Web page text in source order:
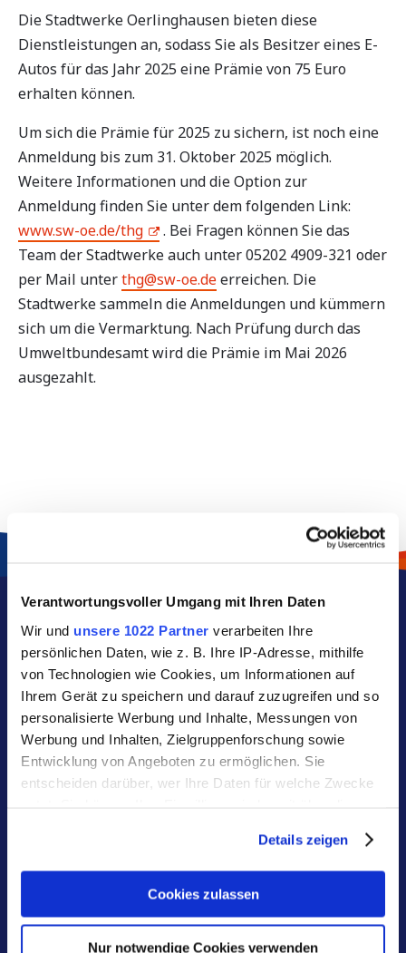
Verantwortungsvoller Umgang mit Ihren Daten
Wir und unsere 1022 Partner verarbeiten Ihre
persönlichen Daten, wie z. B. Ihre IP-Adresse, mithilfe
von Technologien wie Cookies, um Informationen auf
Ihrem Gerät zu speichern und darauf zuzugreifen und so
personalisierte Werbung und Inhalte, Messungen von
Werbung und Inhalten, Zielgruppenforschung sowie
Entwicklung von Angeboten zu ermöglichen. Sie
entscheiden darüber, wer Ihre Daten für welche Zwecke
Trigger Symbol ändern oder widerrufen
Wenn Sie es erlauben, würden wir auch gerne:
Informationen über Ihre geografische Lage erfassen,
Details zeigen
Cookies zulassen
Nur notwendige Cookies verwenden
Die Stadtwerke Oerlinghausen bieten diese
Dienstleistungen an, sodass Sie als Besitzer eines E-
Autos für das Jahr 2025 eine Prämie von 75 Euro
erhalten können.
Um sich die Prämie für 2025 zu sichern, ist noch eine
Anmeldung bis zum 31. Oktober 2025 möglich.
Weitere Informationen und die Option zur
Anmeldung finden Sie unter dem folgenden Link:
www.sw-oe.de/thg
. Bei Fragen können Sie das
Team der Stadtwerke auch unter 05202 4909-321 oder
per Mail unterthg@sw-oe.deerreichen. Die
Stadtwerke sammeln die Anmeldungen und kümmern
sich um die Vermarktung. Nach Prüfung durch das
Umweltbundesamt wird die Prämie im Mai 2026
ausgezahlt.
Rathausstraße 23
33813 Oerlinghausen